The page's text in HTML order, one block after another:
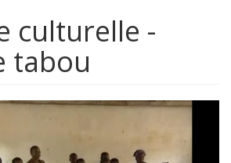
culturelle -
tabou